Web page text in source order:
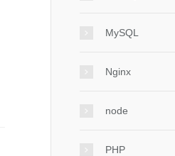
MySQL
Nginx
node
PHP